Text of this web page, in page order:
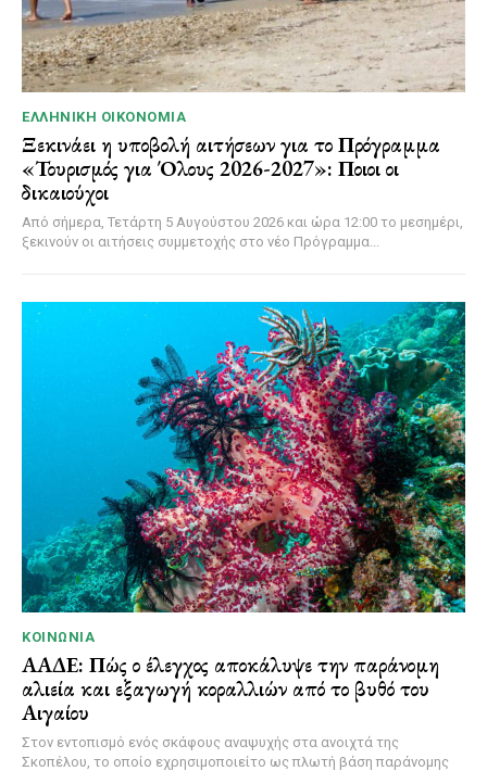
ΕΛΛΗΝΙΚΉ ΟΙΚΟΝΟΜΊΑ
Ξεκινάει η υποβολή αιτήσεων για το Πρόγραμμα
«Τουρισμός για Όλους 2026-2027»: Ποιοι οι
δικαιούχοι
Από σήμερα, Τετάρτη 5 Αυγούστου 2026 και ώρα 12:00 το μεσημέρι,
ξεκινούν οι αιτήσεις συμμετοχής στο νέο Πρόγραμμα...
ΚΟΙΝΩΝΊΑ
ΑΑΔΕ: Πώς ο έλεγχος αποκάλυψε την παράνομη
αλιεία και εξαγωγή κοραλλιών από το βυθό του
Αιγαίου
Στον εντοπισμό ενός σκάφους αναψυχής στα ανοιχτά της
Σκοπέλου, το οποίο εχρησιμοποιείτο ως πλωτή βάση παράνομης